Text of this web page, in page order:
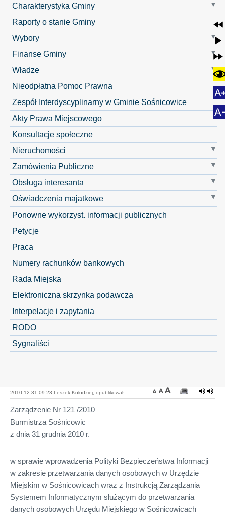
Charakterystyka Gminy
Raporty o stanie Gminy
Wybory
Finanse Gminy
Władze
Nieodpłatna Pomoc Prawna
Zespół Interdyscyplinarny w Gminie Sośnicowice
Akty Prawa Miejscowego
Konsultacje społeczne
Nieruchomości
Zamówienia Publiczne
Obsługa interesanta
Oświadczenia majatkowe
Ponowne wykorzyst. informacji publicznych
Petycje
Praca
Numery rachunków bankowych
Rada Miejska
Elektroniczna skrzynka podawcza
Interpelacje i zapytania
RODO
Sygnaliści
2010-12-31 09:23 Leszek Kołodziej, opublikował:
Zarządzenie Nr 121 /2010
Burmistrza Sośnicowic
z dnia 31 grudnia 2010 r.
w sprawie wprowadzenia Polityki Bezpieczeństwa Informacji
w zakresie przetwarzania danych osobowych w Urzędzie
Miejskim w Sośnicowicach wraz z Instrukcją Zarządzania
Systemem Informatycznym służącym do przetwarzania
danych osobowych Urzędu Miejskiego w Sośnicowicach